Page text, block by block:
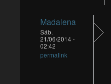
Madalena
Sáb,
21/06/2014 -
02:42
permalink